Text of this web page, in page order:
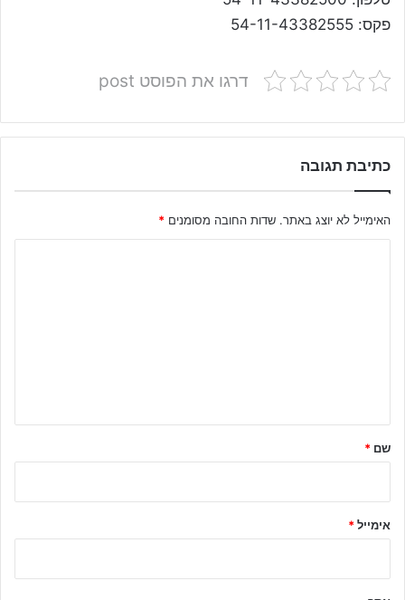
פקס: 54-11-43382555
דרגו את הפוסט post
כתיבת תגובה
האימייל לא יוצג באתר. שדות החובה מסומנים *
ל
שם *
אימייל*